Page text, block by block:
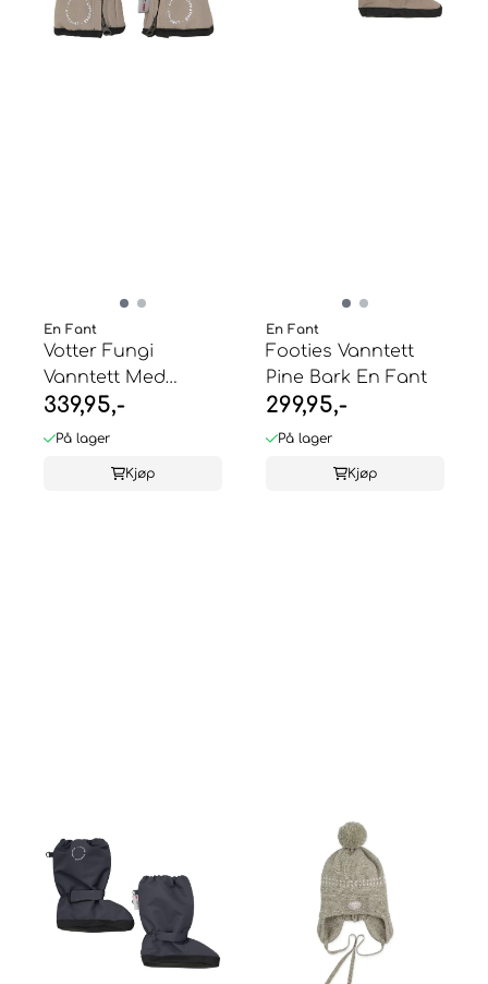
En Fant
Votter Fungi
Vanntett Med
Glidelås En Fant
339,95,-
På lager
Kjøp
En Fant
Footies Vanntett
Pine Bark En Fant
299,95,-
På lager
Kjøp